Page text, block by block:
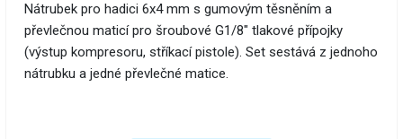
Nátrubek pro hadici 6x4 mm s gumovým těsněním a
převlečnou maticí pro šroubové G1/8" tlakové přípojky
(výstup kompresoru, stříkací pistole). Set sestává z jednoho
nátrubku a jedné převlečné matice.